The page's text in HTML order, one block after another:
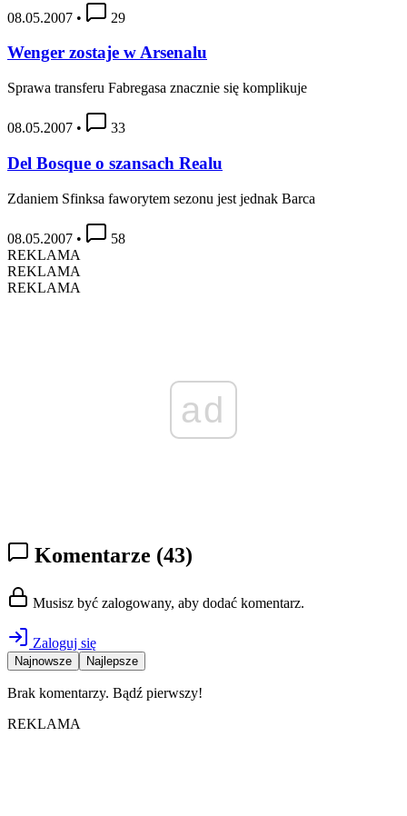
08.05.2007 • 29
Wenger zostaje w Arsenalu
Sprawa transferu Fabregasa znacznie się komplikuje
08.05.2007 • 33
Del Bosque o szansach Realu
Zdaniem Sfinksa faworytem sezonu jest jednak Barca
08.05.2007 •
58
REKLAMA
REKLAMA
REKLAMA
ad
Komentarze (43)
Musisz być zalogowany, aby dodać komentarz.
Zaloguj się
Najnowsze Najlepsze
Brak komentarzy. Bądź pierwszy!
REKLAMA